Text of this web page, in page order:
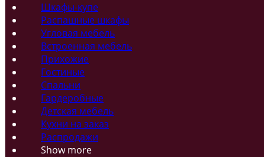
Шкафы-купе
Распашные шкафы
Угловая мебель
Встроенная мебель
Прихожие
Гостиные
Спальни
Гардеробные
Детская мебель
Кухни на заказ
Распродажи
Show more